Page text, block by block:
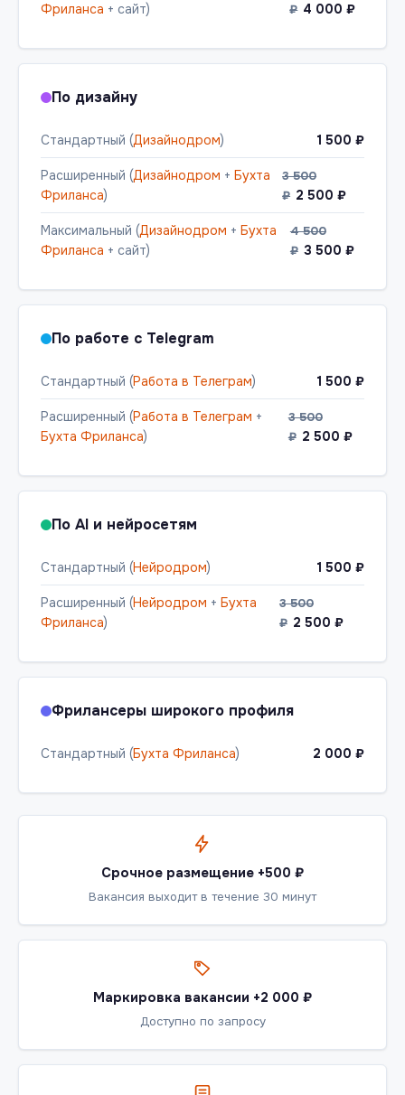
Фриланса + сайт)
₽ 4 000 ₽
По дизайну
Стандартный (Дизайнодром) 1 500 ₽
Расширенный (Дизайнодром + Бухта
Фриланса)
3 500
₽ 2 500 ₽
Максимальный (Дизайнодром + Бухта
Фриланса + сайт)
4 500
₽ 3 500 ₽
По работе с Telegram
Стандартный (Работа в Телеграм) 1 500 ₽
Расширенный (Работа в Телеграм +
Бухта Фриланса)
3 500
₽ 2 500 ₽
По AI и нейросетям
Стандартный (Нейродром) 1 500 ₽
Расширенный (Нейродром + Бухта
Фриланса)
3 500
₽ 2 500 ₽
Фрилансеры широкого профиля
Стандартный (Бухта Фриланса) 2 000 ₽
Срочное размещение +500 ₽
Вакансия выходит в течение 30 минут
Маркировка вакансии +2 000 ₽
Доступно по запросу